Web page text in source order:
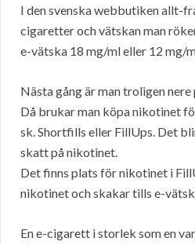
I den svenska webbutiken allt-
cigaretter och vätskan man
e-vätska 18 mg/ml eller 12 mg/
Nästa gång är man troligen
Då brukar man köpa nikotinet
sk. Shortfills eller FillUps. Det
skatt på nikotinet.
Det finns plats för nikotinet i
nikotinet och skakar tills e-
En e-cigarett i storlek som en